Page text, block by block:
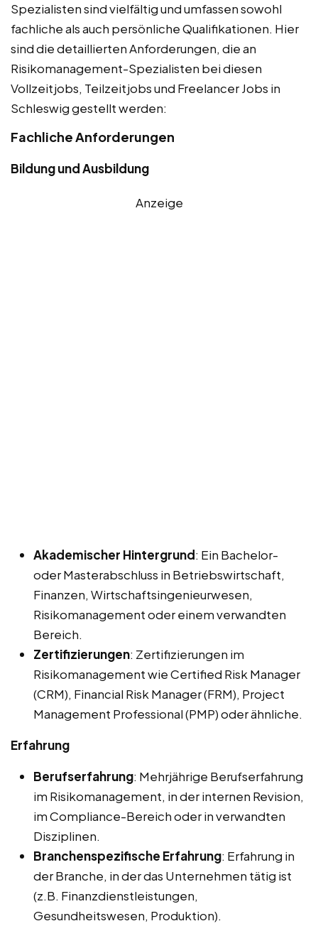
Spezialisten sind vielfältig und umfassen sowohl
fachliche als auch persönliche Qualifikationen. Hier
sind die detaillierten Anforderungen, die an
Risikomanagement-Spezialisten bei diesen
Vollzeitjobs, Teilzeitjobs und Freelancer Jobs in
Schleswig gestellt werden:
Fachliche Anforderungen
Bildung und Ausbildung
Anzeige
Akademischer Hintergrund: Ein Bachelor-
oder Masterabschluss in Betriebswirtschaft,
Finanzen, Wirtschaftsingenieurwesen,
Risikomanagement oder einem verwandten
Bereich.
Zertifizierungen: Zertifizierungen im
Risikomanagement wie Certified Risk Manager
(CRM), Financial Risk Manager (FRM), Project
Management Professional (PMP) oder ähnliche.
Erfahrung
Berufserfahrung: Mehrjährige Berufserfahrung
im Risikomanagement, in der internen Revision,
im Compliance-Bereich oder in verwandten
Disziplinen.
Branchenspezifische Erfahrung: Erfahrung in
der Branche, in der das Unternehmen tätig ist
(z.B. Finanzdienstleistungen,
Gesundheitswesen, Produktion).